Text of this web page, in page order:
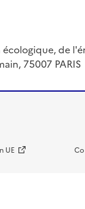
écologique, de
75007 PARIS
UE